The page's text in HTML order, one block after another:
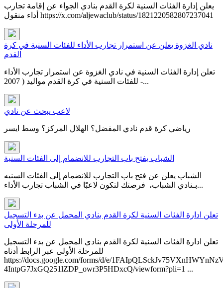
يعلن إدارة الفئات السنية لكرة القدم بنادي الجواء عن إقامة تجارب
أداء منقول https://x.com/aljewaclub/status/1821220582807237041
نادي الغزوة يعلن عن استمرار تجارب الأداء للفئات السنية في كرة
القدم
تعلن إدارة الفئات السنية في نادي الغزوة عن استمرار تجارب الأداء
للفئات السنية في كرة القدم مواليد ( 2007 -...
لاعب يبحث عن نادي
رياضي كرة قدم نادي المفضل؟ الهلال المركز؟ وسط ايسر
الشباب يفتح باب التجارب للانضمام إلى الفئات السنية
الشباب يعلن عن فتح باب التجارب للانضمام إلى الفئات السنيه
بـنادي الشباب، فرصتك لتكون لاعبًا في ⁧‫الشباب‬⁩ ‏تجارب الأداء...
تعلن ادارة الفئات السنية لكرة القدم بنادي المحمل عن بدء التسجيل
للمرحلة الأولى
تعلن ادارة الفئات السنية لكرة القدم بنادي المحمل عن بدء التسجيل
للمرحلة الأولى عبر الرابط أدناه​
https://docs.google.com/forms/d/e/
4IntpG7JxGQ251lZDP_owr3P5HDxcQ/viewform?pli=1 ...